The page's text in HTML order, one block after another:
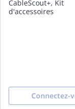
Connectez-